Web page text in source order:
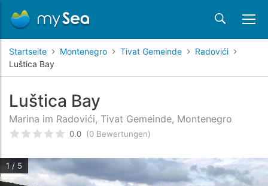
Startseite Montenegro Tivat Gemeinde
Radovići
Luštica Bay
Luštica Bay
Marina im Radovići, Tivat Gemeinde, Montenegro
bewertet0 /5 beyogen auf
0.0 (0 Bewertungen)
1 / 5